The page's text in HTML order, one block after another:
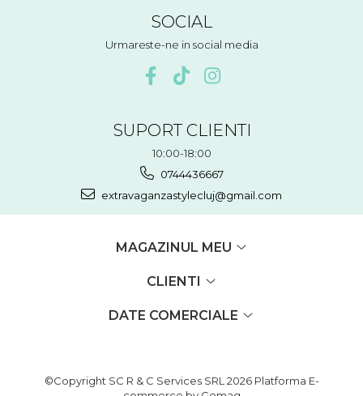
SOCIAL
Urmareste-ne in social media
SUPORT CLIENTI
10:00-18:00
0744436667
extravaganzastylecluj@gmail.com
MAGAZINUL MEU
CLIENTI
DATE COMERCIALE
©Copyright SC R & C Services SRL 2026 Platforma E-